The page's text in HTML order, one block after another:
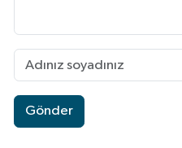
Gönder